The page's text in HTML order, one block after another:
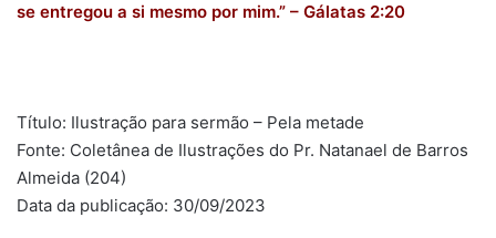
se entregou a si mesmo por mim.” – Gálatas 2:20
Título: Ilustração para sermão – Pela metade
Fonte: Coletânea de Ilustrações do Pr. Natanael de Barros
Almeida (204)
Data da publicação: 30/09/2023